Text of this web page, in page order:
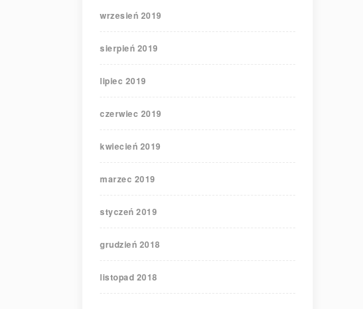
wrzesień 2019
sierpień 2019
lipiec 2019
czerwiec 2019
kwiecień 2019
marzec 2019
styczeń 2019
grudzień 2018
listopad 2018